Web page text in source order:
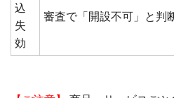
込
失
効
審査で「開設不可」と判